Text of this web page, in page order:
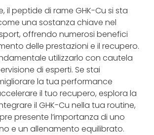
il peptide di rame GHK-Cu si sta
una sostanza chiave nel
offrendo numerosi benefici
delle prestazioni e il recupero.
utilizzarlo con cautela
di esperti. Se stai
la tua performance
il tuo recupero, esplora la
il GHK-Cu nella tua routine,
presente l’importanza di uno
e un allenamento equilibrato.